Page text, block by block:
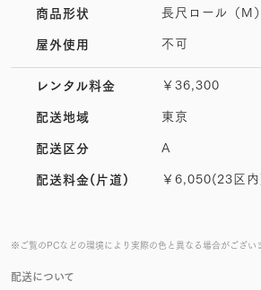
※ご覧のPCなどの環境により実際の色と異なる場合がございま
配送について
商品形状 長尺ロール（M）
屋外使用 不可
レンタル料金 ￥36,300
配送地域 東京
配送区分 A
配送料金(片道) ￥6,050(23区